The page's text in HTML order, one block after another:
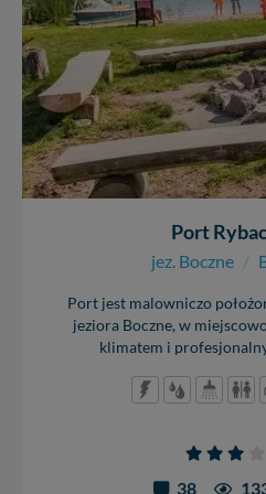
Port
jez. Boczne /
Port jest malowniczo
jeziora Boczne, w
klimatem i
38
W każdej chwili możesz:
danych, zażądać ich
zabronić ich przetwarzania.
zawsze jest możliwe
praw w odniesieniu do
cookies. Twoja przeglądarka
tych plików - w pewnych
zrobić za Ciebie.
Dziękujemy, i życzmy miłego